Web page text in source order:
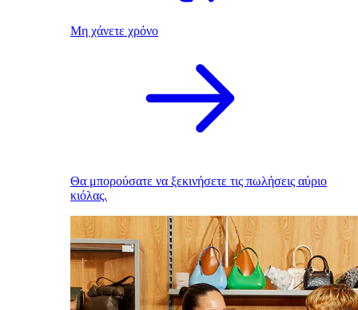
Μη χάνετε χρόνο
Θα μπορούσατε να ξεκινήσετε τις πωλήσεις αύριο
κιόλας.